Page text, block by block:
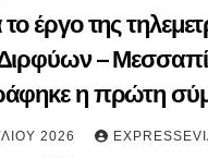
το έργο της
–
η πρώτη
2026